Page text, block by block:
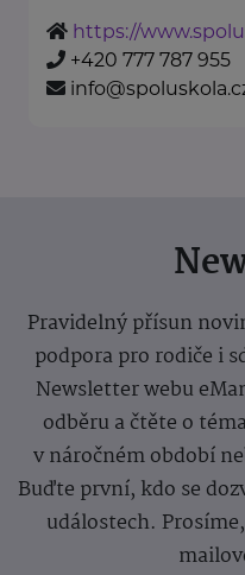
https://
+420 777 787 955
Pravidelný přísun
podpora pro rodiče i
Newsletter webu
odběru a čtěte o
v náročném období
Buďte první, kdo se
událostech.